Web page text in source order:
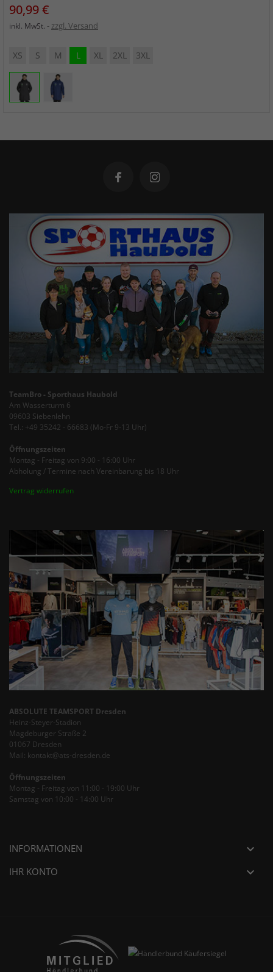
Preis
90,99 €
inkl. MwSt. zzgl. Versand
XS S M L XL 2XL 3XL
TeamBro - Sporthaus Haubold
Am Wasserturm 6
09603 Siebenlehn
Tel.: +49 35242 - 66683 (Mo-Fr 9-13 Uhr)
Öffnungszeiten
Montag - Freitag von 9:00 - 16:00 Uhr
Abholung / Termine nach Vereinbarung bis 18 Uhr
Vertrag widerrufen
ABSOLUTE TEAMSPORT Dresden
Heinz-Steyer-Stadion
Magdeburger Straße 2
01067 Dresden
Mail: kontakt@ats-dresden.de
Öffnungszeiten
Montag - Freitag von 11:00 - 19:00 Uhr
Samstag von 10:00 - 14:00 Uhr
INFORMATIONEN 
IHR KONTO 